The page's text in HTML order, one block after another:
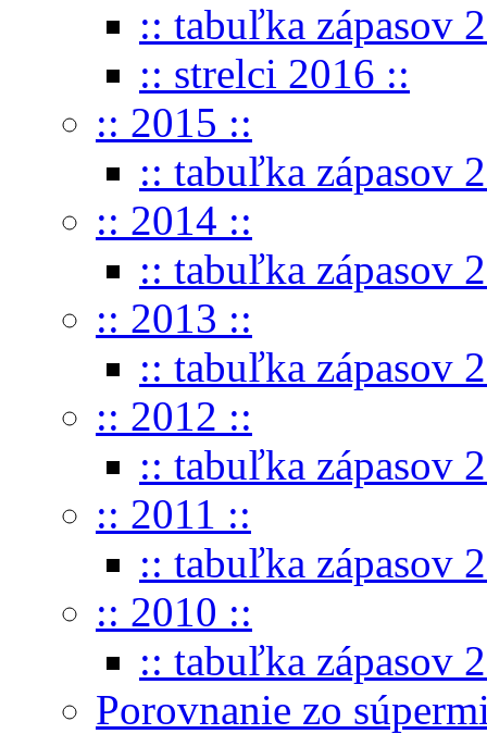
:: tabuľka zápasov
:: strelci 2016 ::
:: 2015 ::
:: tabuľka zápasov
:: 2014 ::
:: tabuľka zápasov
:: 2013 ::
:: tabuľka zápasov
:: 2012 ::
:: tabuľka zápasov
:: 2011 ::
:: tabuľka zápasov
:: 2010 ::
:: tabuľka zápasov
Porovnanie zo